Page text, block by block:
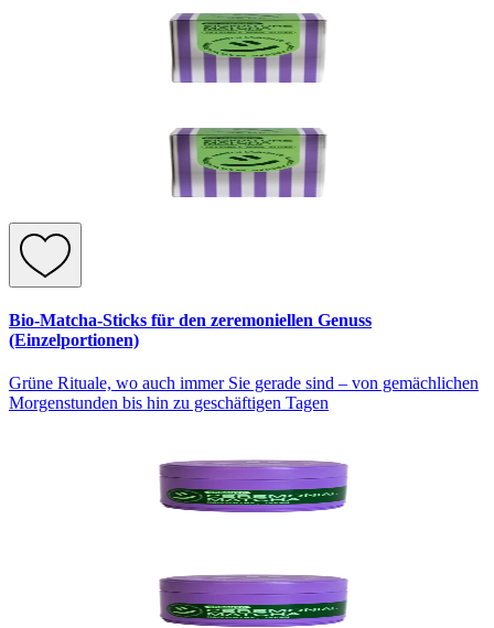
Bio-Matcha-Sticks für den zeremoniellen Genuss
(Einzelportionen)
Grüne Rituale, wo auch immer Sie gerade sind – von gemächlichen
Morgenstunden bis hin zu geschäftigen Tagen